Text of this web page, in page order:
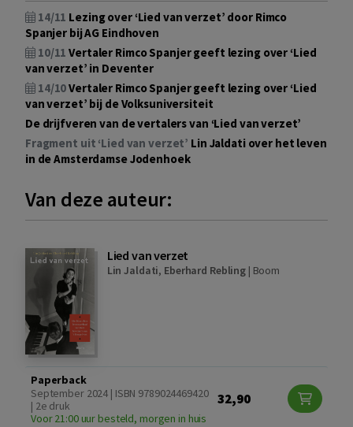
14/11 Lezing over ‘Lied van verzet’ door Rimco
Spanjer bij AG Eindhoven
10/11 Vertaler Rimco Spanjer geeft lezing over ‘Lied
van verzet’ in Deventer
14/10Vertaler Rimco Spanjer geeft lezing over ‘Lied
van verzet’ bij de Volksuniversiteit
De drijfveren van de vertalers van ‘Lied van verzet’
Fragment uit ‘Lied van verzet’ Lin Jaldati over het leven
in de Amsterdamse Jodenhoek
Van deze auteur:
Lied van verzet
Lin Jaldati, Eberhard Rebling | Boom
Paperback
September 2024 | ISBN 9789024469420
| 2e druk
Voor 21:00 uur besteld, morgen in huis
32,90